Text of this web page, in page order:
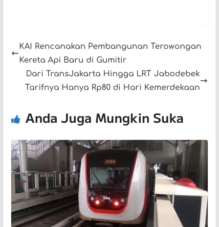
KAI Rencanakan Pembangunan Terowongan
Kereta Api Baru di Gumitir
Dari TransJakarta Hingga LRT Jabodebek
Tarifnya Hanya Rp80 di Hari Kemerdekaan
Anda Juga Mungkin Suka